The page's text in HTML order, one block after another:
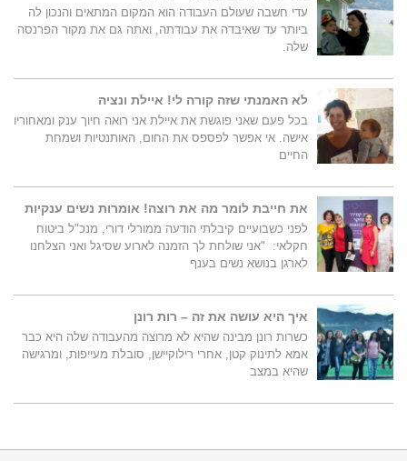
עדי חשבה שעולם העבודה הוא המקום המתאים והנכון לה
ביותר עד שאיבדה את עבודתה, ואתה גם את מקור הפרנסה
שלה.
לא האמנתי שזה קורה לי! איילת ונציה
בכל פעם שאני פוגשת את איילת אני רואה חיוך ענק ומאחוריו
אישה. אי אפשר לפספס את החום, האותנטיות ושמחת
החיים
את חייבת לומר מה את רוצה! אומרות נשים ענקיות
לפני כשבועיים קיבלתי הודעה ממורלי דורי, מנכ"ל ביטוח
חקלאי: "אני שולחת לך הזמנה לארוע שסיגל ואני הצלחנו
לארגן בנושא נשים בענף
איך היא עושה את זה – רות רונן
כשרות רונן מבינה שהיא לא מרוצה מהעבודה שלה היא כבר
אמא לתינוק קטן, אחרי רילוקיישן, סובלת מעייפות, ומרגישה
שהיא במצב